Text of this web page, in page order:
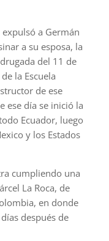
a Germán
a su esposa, la
del 11 de
la Escuela
de ese
ese día se inició la
Ecuador, luego
y los Estados
cumpliendo una
La Roca, de
en donde
después de